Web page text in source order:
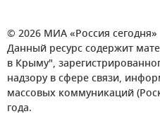
© 2026 МИА «Россия сегодня»
Данный ресурс содержит
в Крыму",
надзору в сфере связи,
массовых коммуникаций
года.